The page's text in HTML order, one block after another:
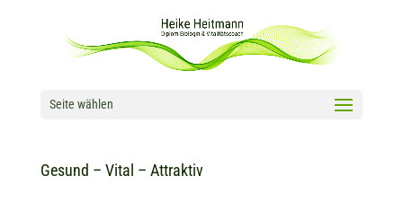
Seite wählen
Gesund – Vital – Attraktiv